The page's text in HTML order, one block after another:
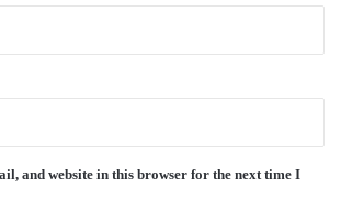
and website in this browser for the next time I